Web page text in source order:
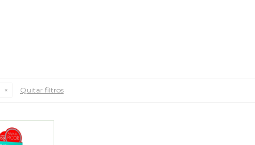
Quitar filtros